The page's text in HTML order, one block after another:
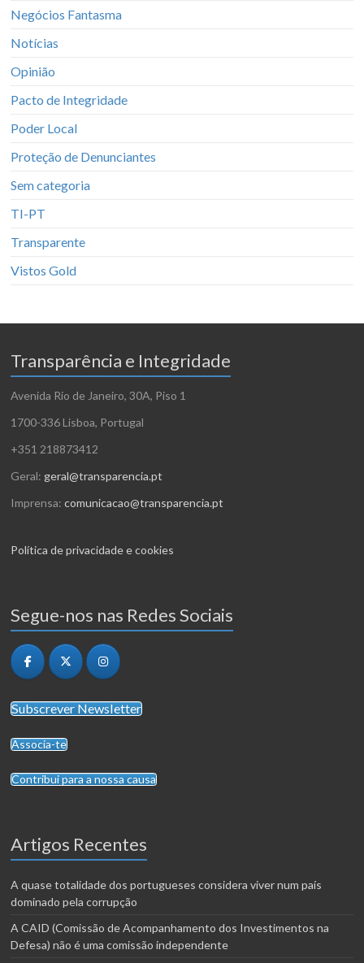
Negócios Fantasma
Notícias
Opinião
Pacto de Integridade
Poder Local
Proteção de Denunciantes
Sem categoria
TI-PT
Transparente
Vistos Gold
Transparência e Integridade
Avenida Rio de Janeiro, 30A, Piso 1
1700-336 Lisboa, Portugal
+351 218873412
Geral: geral@transparencia.pt
Imprensa:comunicacao@transparencia.pt
Política de privacidade e cookies
Segue-nos nas Redes Sociais
Subscrever Newsletter
Associa-te
Contribui para a nossa causa
Artigos Recentes
A quase totalidade dos portugueses considera viver num país
dominado pela corrupção
A CAID (Comissão de Acompanhamento dos Investimentos na
Defesa) não é uma comissão independente